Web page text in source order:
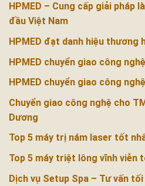
HPMED – Cung cấp giải pháp
đầu Việt Nam
HPMED đạt danh hiệu thương
HPMED chuyển giao công
HPMED chuyển giao công
Chuyển giao công nghệ cho
Dương
Top 5 máy trị nám laser tốt
Top 5 máy triệt lông vĩnh viễn
Dịch vụ Setup Spa – Tư vấn